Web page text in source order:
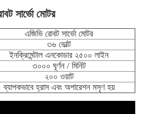
সার্ভো মোটর
এজিভি রোবট সার্ভো মোটর
৩৬ ভোল্ট
ইনক্রিমেন্টাল এনকোডার ২৫০০ লাইন
৩০০০ ঘূর্ণন / মিনিট
২০০ ওয়াট
ব্যাপকভাবে হ্রাস এবং অপারেশন মসৃণ হয়